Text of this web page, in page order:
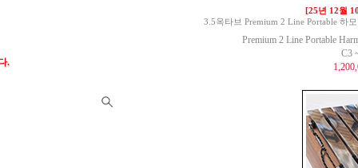
.
[25년 12월
3.5옥타브 Premium 2 Line Portable 하
Premium 2 Line Portable
C3